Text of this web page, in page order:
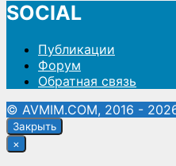
SOCIAL
Публикации
Форум
Обратная связь
© AVMIM.COM, 2016 -
Закрыть
×